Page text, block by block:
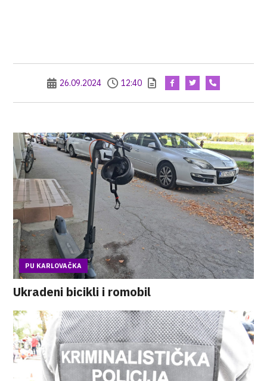
26.09.2024 12:40
PU KARLOVAČKA
Ukradeni bicikli i romobil